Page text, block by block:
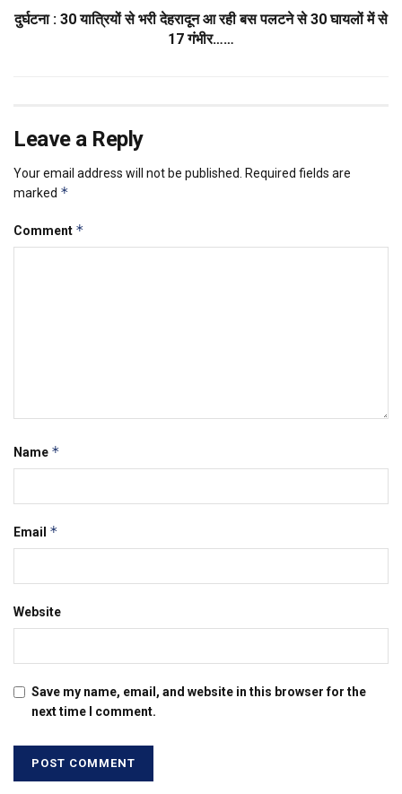
दुर्घटना : 30 यात्रियों से भरी देहरादून आ रही बस पलटने से 30 घायलों में से
17 गंभीर……
Leave a Reply
Your email address will not be published. Required fields are
marked *
Comment *
Name *
Email *
Website
Save my name, email, and website in this browser for the
next time I comment.